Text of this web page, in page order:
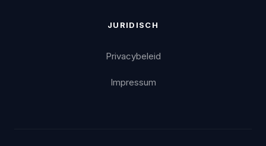
JURIDISCH
Privacybeleid
Impressum